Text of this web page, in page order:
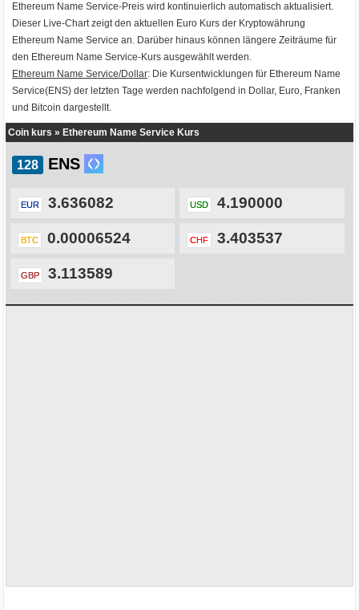
Ethereum Name Service-Preis wird kontinuierlich automatisch aktualisiert.
Dieser Live-Chart zeigt den aktuellen Euro Kurs der Kryptowährung
Ethereum Name Service an. Darüber hinaus können längere Zeiträume für
den Ethereum Name Service-Kurs ausgewählt werden.
Ethereum Name Service/Dollar: Die Kursentwicklungen für Ethereum Name
Service(ENS) der letzten Tage werden nachfolgend in Dollar, Euro, Franken
und Bitcoin dargestellt.
Coin kurs » Ethereum Name Service Kurs
ENS
EUR 3.636082 USD 4.190000
BTC 0.00006524 CHF 3.403537
GBP 3.113589